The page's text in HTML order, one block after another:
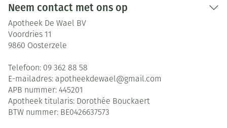
Neem contact met ons op
Apotheek De Wael BV
Voordries 11
9860 Oosterzele
Telefoon: 09 362 88 58
E-mailadres: apotheekdewael@gmail.com
APB nummer: 445201
Apotheek titularis: Dorothée Bouckaert
BTW nummer: BE0426637573